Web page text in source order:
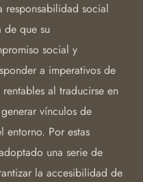
responsabilidad social
de que su
social y
a imperativos de
al traducirse en
vínculos de
Por estas
una serie de
la accesibilidad de